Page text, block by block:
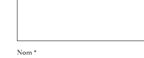
Nom *